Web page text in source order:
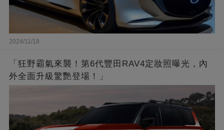
2024/11/18
「狂野霸氣來襲！第6代豐田RAV4定妝照曝光，內
外全面升級驚艷登場！」